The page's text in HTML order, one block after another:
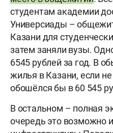
студентам академии
Универсиады –
Казани для
затем заняли вузы.
6545 рублей за год. В
жилья в Казани, если
обошёлся бы в 60 545
В остальном – полная
очередь это возможно